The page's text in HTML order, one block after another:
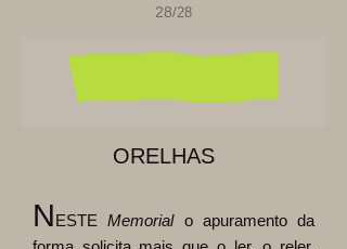
ORELHAS
NESTEMemorial o apuramento da
28/28